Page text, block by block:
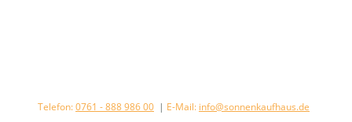
Telefon:0761 - 888 986 00 | E-Mail: info@sonnenkaufhaus.de